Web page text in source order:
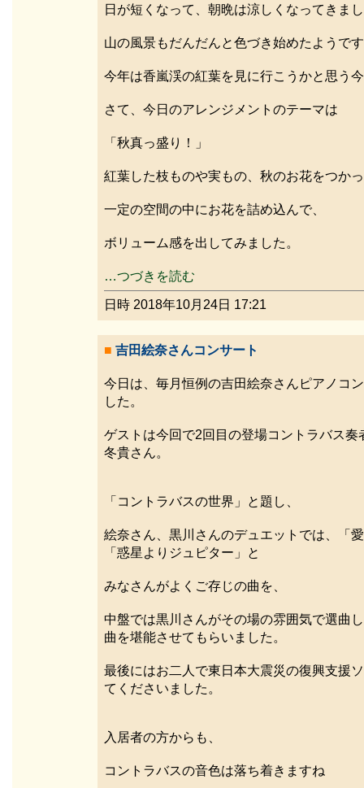
日が短くなって、朝晩は涼しくなってきま
山の風景もだんだんと色づき始めたようで
今年は香嵐渓の紅葉を見に行こうかと思う
さて、今日のアレンジメントのテーマは
「秋真っ盛り！」
紅葉した枝ものや実もの、秋のお花をつか
一定の空間の中にお花を詰め込んで、
ボリューム感を出してみました。
…つづきを読む
日時 2018年10月24日 17:21
■ 吉田絵奈さんコンサート
今日は、毎月恒例の吉田絵奈さんピアノコ
した。
ゲストは今回で2回目の登場コントラバス奏
冬貴さん。
「コントラバスの世界」と題し、
絵奈さん、黒川さんのデュエットでは、「
「惑星よりジュピター」と
みなさんがよくご存じの曲を、
中盤では黒川さんがその場の雰囲気で選曲
曲を堪能させてもらいました。
最後にはお二人で東日本大震災の復興支援
てくださいました。
入居者の方からも、
コントラバスの音色は落ち着きますね